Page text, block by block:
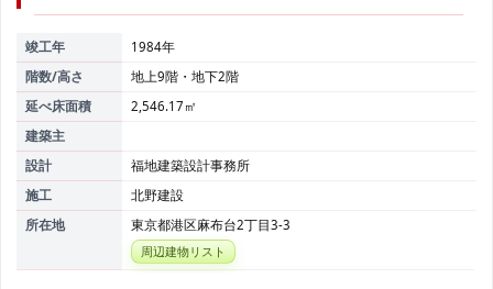
竣工年
1984年
階数/高さ
地上9階・地下2階
延べ床面積
2,546.17㎡
建築主
設計
福地建築設計事務所
施工
北野建設
所在地
東京都港区麻布台2丁目3-3
周辺建物リスト